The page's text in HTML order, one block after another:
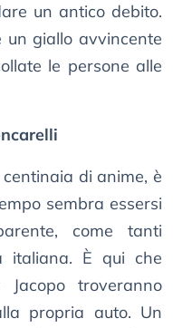
un antico debito.
un giallo avvincente
le persone alle
di anime, è
sembra essersi
come tanti
italiana. È qui che
troveranno
propria auto. Un